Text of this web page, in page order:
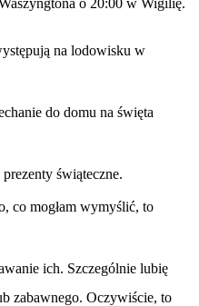
na lodowisku w
do domu na święta
świąteczne.
co mogłam wymyślić, to
ich. Szczególnie lubię
zabawnego. Oczywiście, to